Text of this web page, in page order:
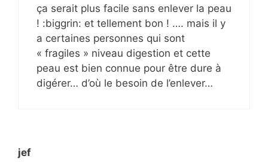
ça serait plus facile sans enlever la peau
! :biggrin: et tellement bon ! …. mais il y
a certaines personnes qui sont
« fragiles » niveau digestion et cette
peau est bien connue pour être dure à
digérer… d’où le besoin de l’enlever…
jef